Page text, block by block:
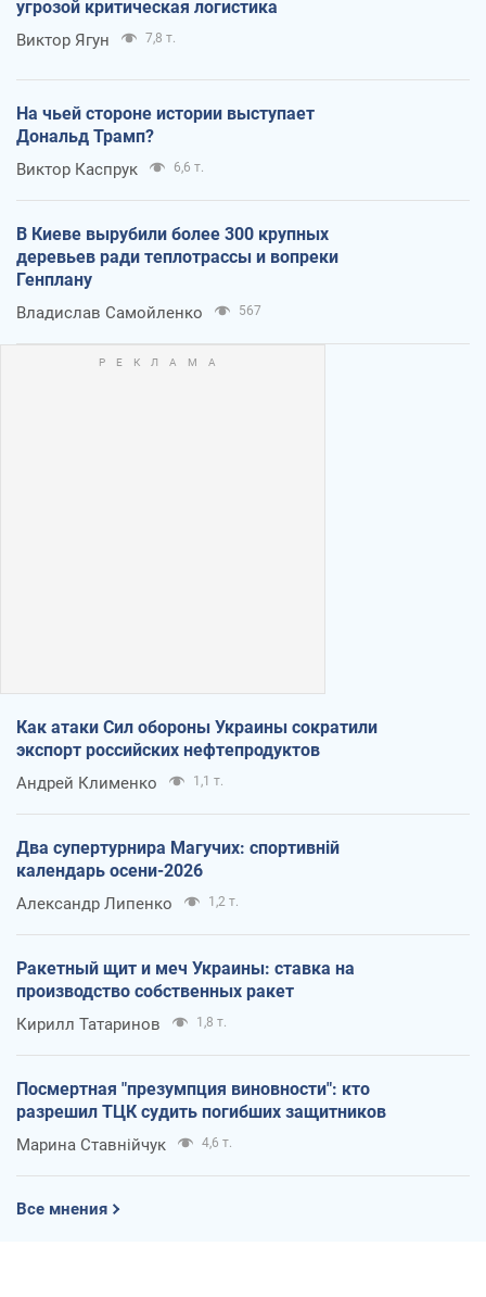
угрозой критическая логистика
Виктор Ягун 7,8 т.
На чьей стороне истории выступает
Дональд Трамп?
Виктор Каспрук 6,6 т.
В Киеве вырубили более 300 крупных
деревьев ради теплотрассы и вопреки
Генплану
Владислав Самойленко 567
Как атаки Сил обороны Украины сократили
экспорт российских нефтепродуктов
Андрей Клименко 1,1 т.
Два супертурнира Магучих: спортивній
календарь осени-2026
Александр Липенко 1,2 т.
Ракетный щит и меч Украины: ставка на
производство собственных ракет
Кирилл Татаринов 1,8 т.
Посмертная "презумпция виновности": кто
разрешил ТЦК судить погибших защитников
Марина Ставнійчук 4,6 т.
Все мнения